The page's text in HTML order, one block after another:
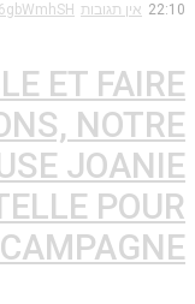
22:10 אין תגובות
ET FAIRE
NOTRE
JOANIE
POUR